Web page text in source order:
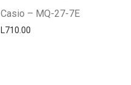
Casio – MQ-27-7E
L710.00